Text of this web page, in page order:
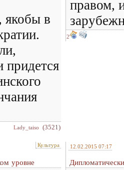
якобы в
придется
Lady_taiso (3521)
правом,
2
Культура
уровне
12.02.2015 07:17